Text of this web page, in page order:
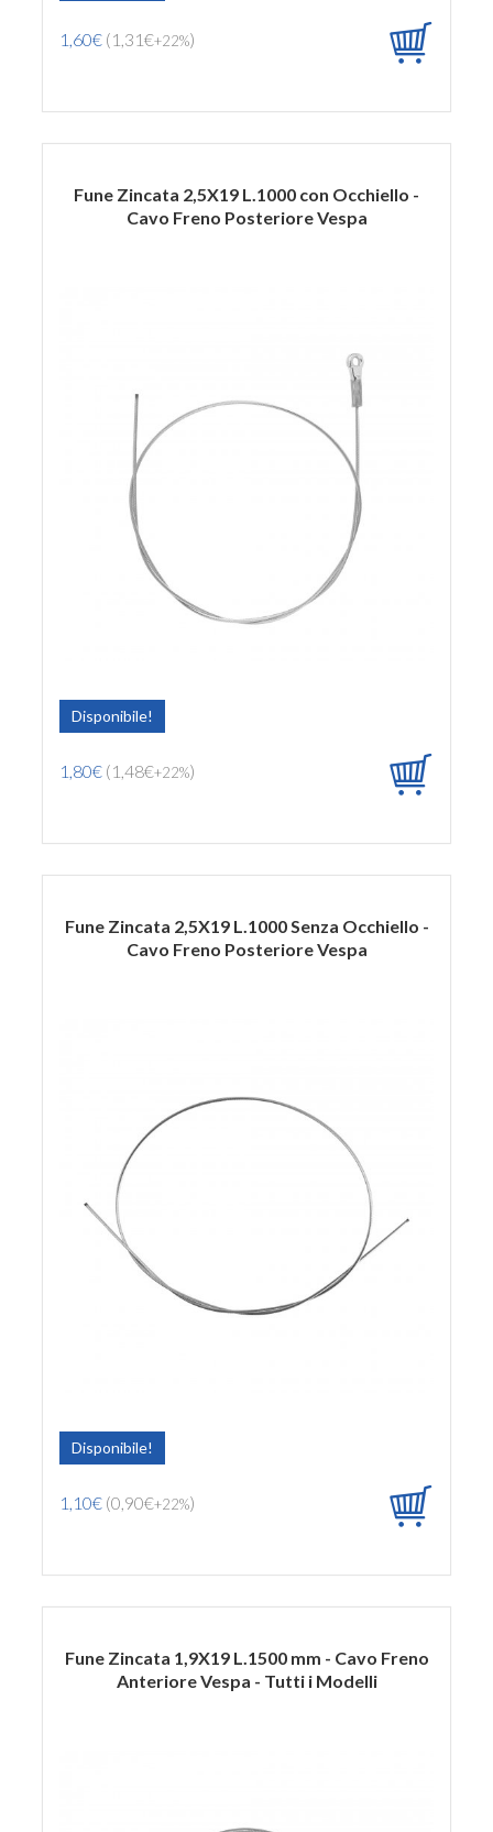
1,60€ (1,31€+22%)
Fune Zincata 2,5X19 L.1000 con Occhiello -
Cavo Freno Posteriore Vespa
Disponibile!
1,80€ (1,48€+22%)
Fune Zincata 2,5X19 L.1000 Senza Occhiello -
Cavo Freno Posteriore Vespa
Disponibile!
1,10€ (0,90€+22%)
Fune Zincata 1,9X19 L.1500 mm - Cavo Freno
Anteriore Vespa - Tutti i Modelli